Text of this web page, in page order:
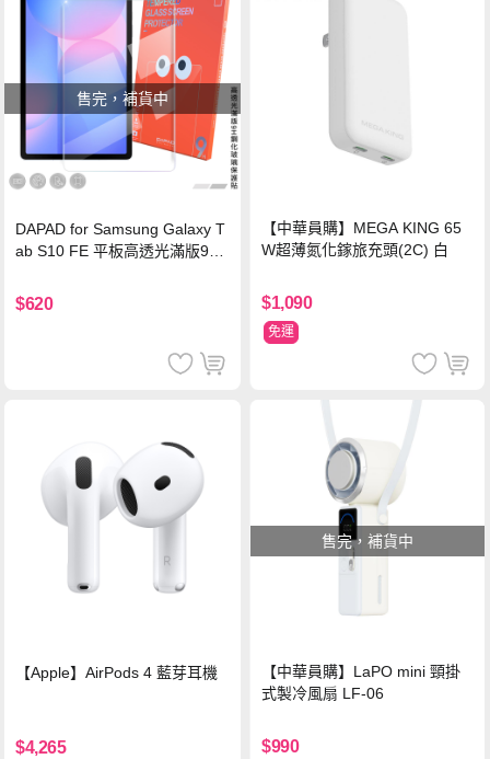
售完，補貨中
DAPAD for Samsung Galaxy T
ab S10 FE 平板高透光滿版9H
$620
【中華員購】MEGA KING 65
W超薄氮化鎵旅充頭(2C) 白
$1,090
免運
【Apple】AirPods 4 藍芽耳機
$4,265
售完，補貨中
【中華員購】LaPO mini 頸掛
式製冷風扇 LF-06
$990